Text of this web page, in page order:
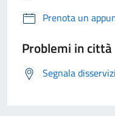
Prenota un
Problemi in città
Segnala